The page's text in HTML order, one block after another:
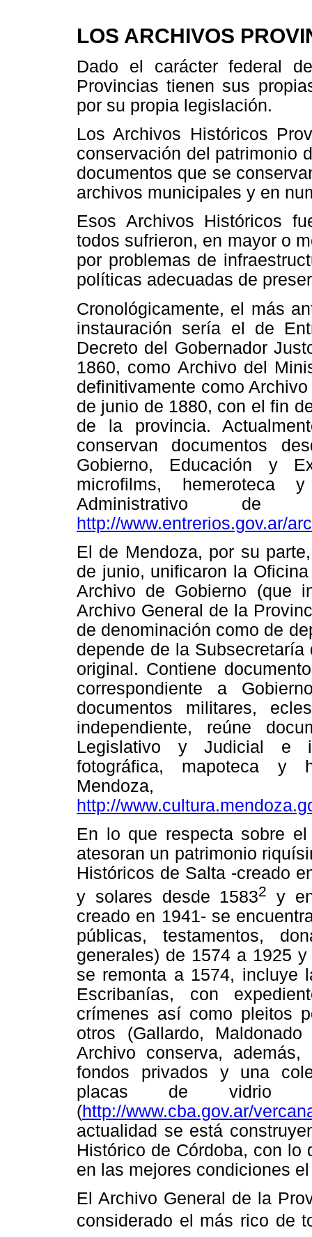
LOS ARCHIVOS
Dado el carácter federal
Provincias tienen sus
por su propia legislación.
Los Archivos Históricos
conservación del patrimonio
documentos que se
archivos municipales y en
Esos Archivos Históricos
todos sufrieron, en mayor o
por problemas de
políticas adecuadas de
Cronológicamente, el más
instauración sería el de
Decreto del Gobernador
1860, como Archivo del
definitivamente como
de junio de 1880, con el fin
de la provincia.
conservan documentos
Gobierno, Educación y
microfilms, hemeroteca
Administrativo
http://www.entrerios.gov.ar/
El de Mendoza, por su
de junio, unificaron la
Archivo de Gobierno (que
Archivo General de la
de denominación como de
depende de la
original. Contiene
correspondiente a
documentos militares,
independiente, reúne
Legislativo y Judicial e
fotográfica, mapoteca y
http://
En lo que respecta sobre
atesoran un patrimonio
Históricos de Salta -creado
y solares desde 15832
y
creado en 1941- se
públicas, testamentos,
generales) de 1574 a 1925
se remonta a 1574, incluye
Escribanías, con
crímenes así como pleitos
otros (Gallardo,
Archivo conserva,
fondos privados y una
placas de vidrio
(http://www.cba.gov.ar/
actualidad se está
Histórico de Córdoba, con lo
en las mejores condiciones
El Archivo General de la
considerado el más rico de